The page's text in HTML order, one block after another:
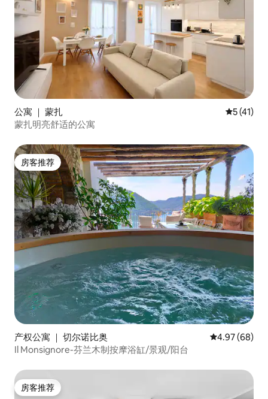
公寓 ｜ 蒙扎 平均评分
5 (41)
蒙扎明亮舒适的公寓
房客推荐
房客推荐
产权公寓 ｜ 切尔诺比奥 平均评分 4.97
4.97 (68)
Il Monsignore-芬兰木制按摩浴缸/景观/阳台
房客推荐
房客推荐